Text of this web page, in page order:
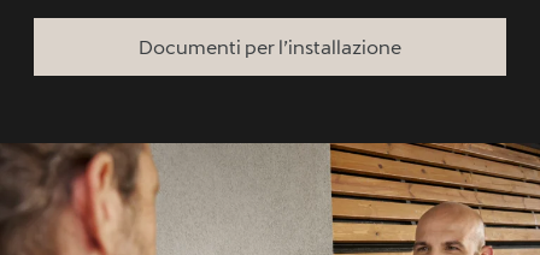
Documenti per l’installazione